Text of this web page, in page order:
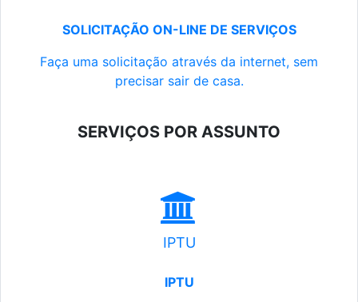
SOLICITAÇÃO ON-LINE DE SERVIÇOS
Faça uma solicitação através da internet, sem
precisar sair de casa.
SERVIÇOS POR ASSUNTO
IPTU
IPTU